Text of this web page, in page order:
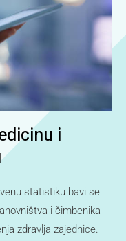
i
statistiku bavi se
i čimbenika
zdravlja zajednice.